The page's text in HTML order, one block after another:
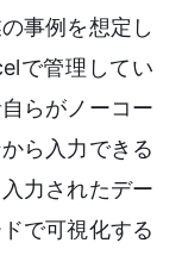
事例を想定し
で管理してい
らがノーコー
ら入力できる
力されたデー
で可視化する